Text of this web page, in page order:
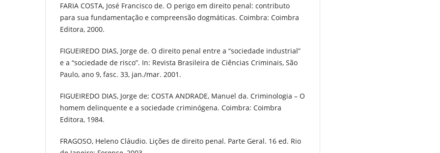
FARIA COSTA, José Francisco de. O perigo em direito penal: contributo
para sua fundamentação e compreensão dogmáticas. Coimbra: Coimbra
Editora, 2000.
FIGUEIREDO DIAS, Jorge de. O direito penal entre a “sociedade industrial”
e a “sociedade de risco”. In: Revista Brasileira de Ciências Criminais, São
Paulo, ano 9, fasc. 33, jan./mar. 2001.
FIGUEIREDO DIAS, Jorge de; COSTA ANDRADE, Manuel da. Criminologia – O
homem delinquente e a sociedade criminógena. Coimbra: Coimbra
Editora, 1984.
FRAGOSO, Heleno Cláudio. Lições de direito penal. Parte Geral. 16 ed. Rio